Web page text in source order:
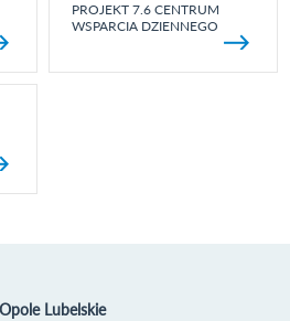
PROJEKT 7.6 CENTRUM
WSPARCIA DZIENNEGO
Lubelskie